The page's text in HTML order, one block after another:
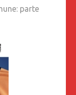
parte